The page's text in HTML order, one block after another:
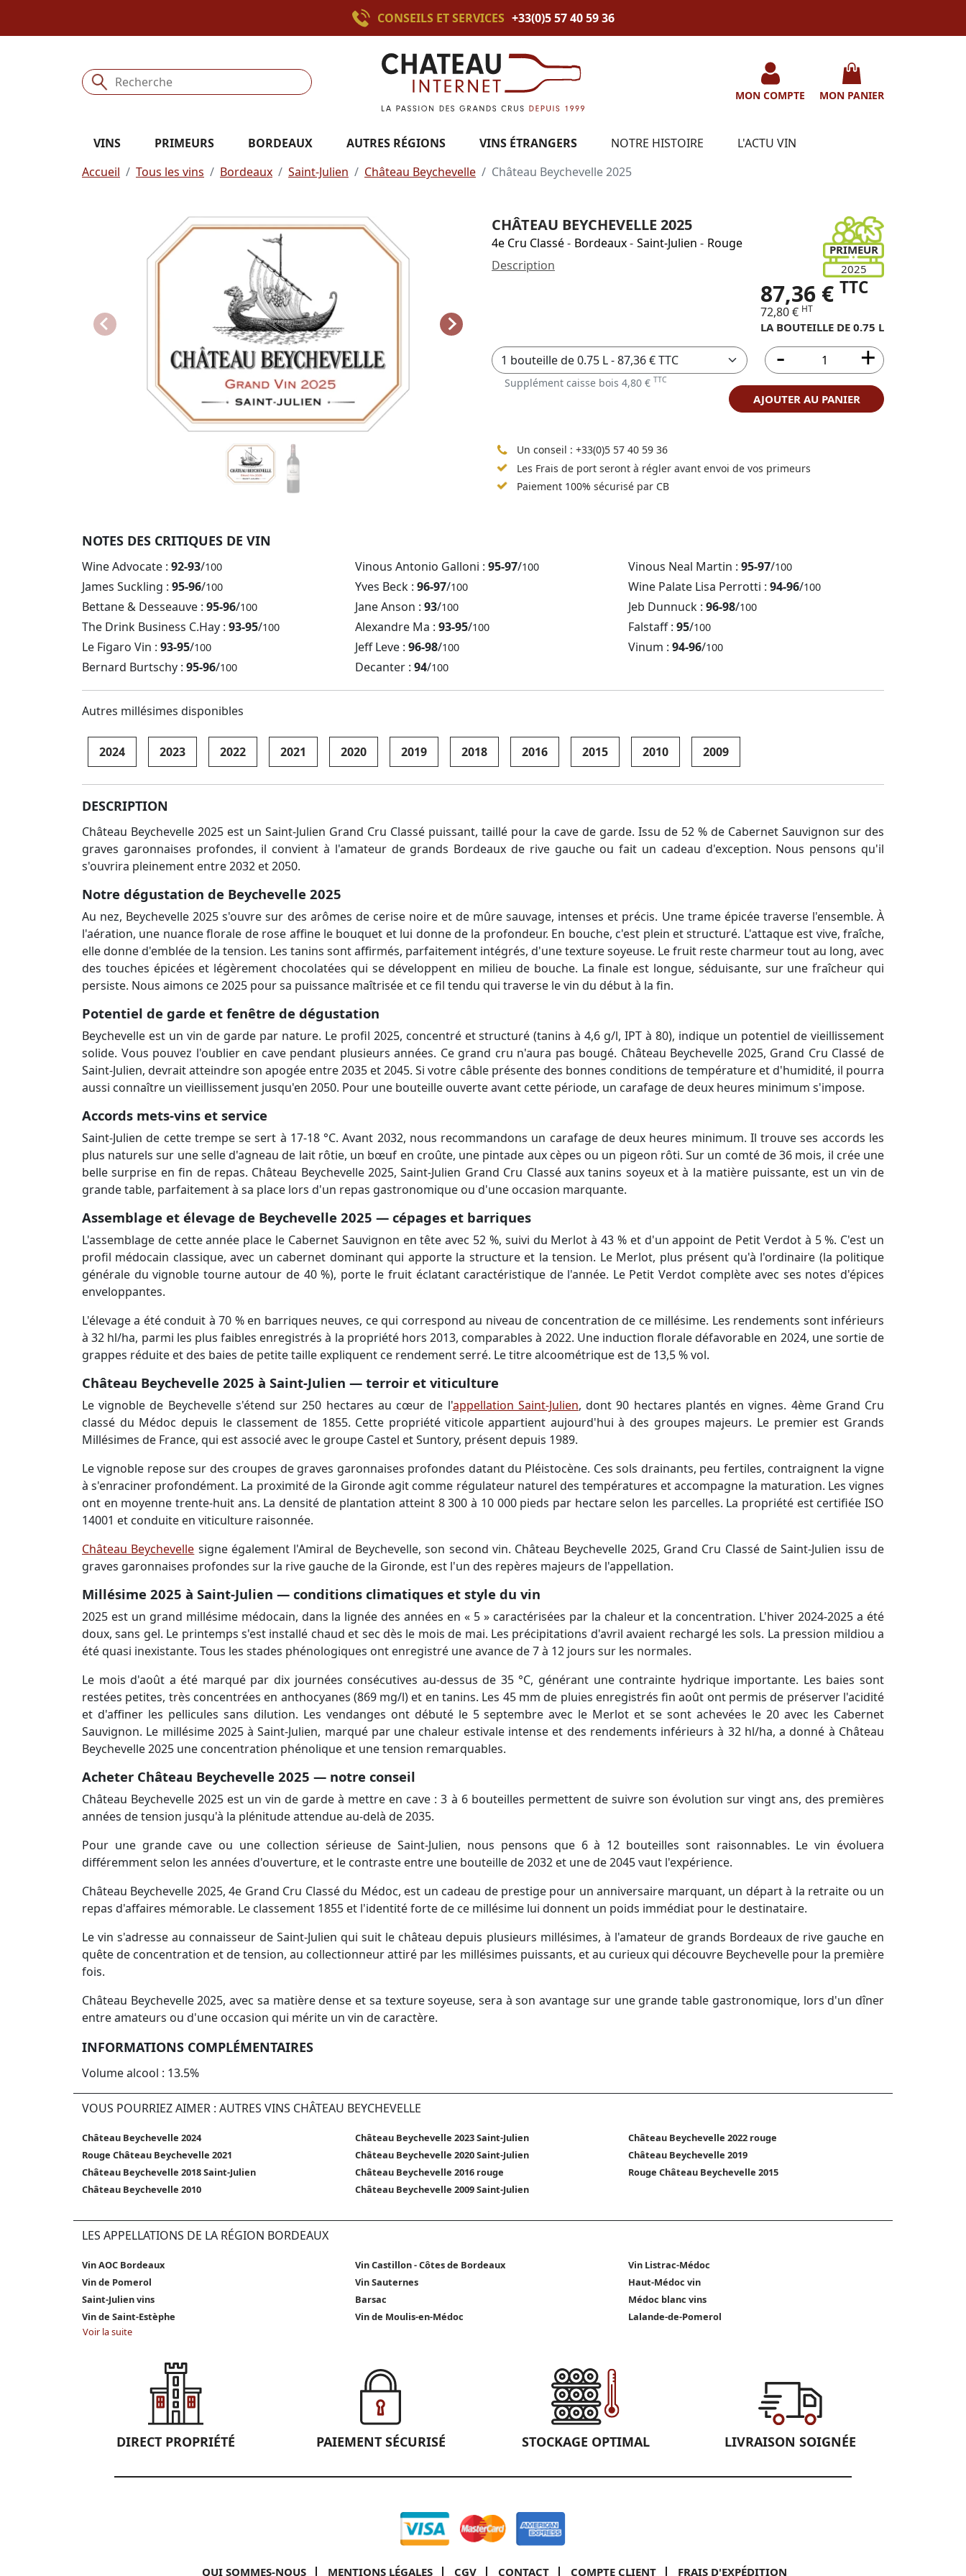
CONSEILS ET SERVICES +33(0)5 57 40 59 36
MON COMPTE MON PANIER
VINS PRIMEURS BORDEAUX AUTRES RÉGIONS VINS ÉTRANGERS NOTRE HISTOIRE
L'ACTU VIN
Accueil
Tous les vins Bordeaux Saint-Julien Château Beychevelle Château Beychevelle 2025
CHÂTEAU BEYCHEVELLE 2025
4e Cru Classé- Bordeaux- Saint-Julien - Rouge
PRIMEUR
2025
Description
87,36 € TTC
72,80 € HT
LA BOUTEILLE DE 0.75 L
Supplément caisse bois 4,80 € TTC
AJOUTER AU PANIER
Un conseil : +33(0)5 57 40 59 36
Les Frais de port seront à régler avant envoi de vos primeurs
Paiement 100% sécurisé par CB
NOTES DES CRITIQUES DE VIN
Wine Advocate : 92-93/100 Vinous Antonio Galloni : 95-97/100 Vinous Neal Martin : 95-97/100
James Suckling : 95-96/100 Yves Beck : 96-97/100 Wine Palate Lisa Perrotti : 94-96/100
Bettane & Desseauve : 95-96/100 Jane Anson : 93/100 Jeb Dunnuck : 96-98/100
The Drink Business C.Hay : 93-95/100 Alexandre Ma : 93-95/100 Falstaff : 95/100
Le Figaro Vin : 93-95/100 Jeff Leve : 96-98/100 Vinum : 94-96/100
Bernard Burtschy : 95-96/100 Decanter : 94/100
Autres millésimes disponibles
2024 2023 2022 2021 2020 2019 2018 2016 2015 2010 2009
DESCRIPTION
Château Beychevelle 2025 est un Saint-Julien Grand Cru Classé puissant, taillé pour la cave de garde. Issu de 52 % de Cabernet Sauvignon sur des
graves garonnaises profondes, il convient à l'amateur de grands Bordeaux de rive gauche ou fait un cadeau d'exception. Nous pensons qu'il
s'ouvrira pleinement entre 2032 et 2050.
Notre dégustation de Beychevelle 2025
Au nez, Beychevelle 2025 s'ouvre sur des arômes de cerise noire et de mûre sauvage, intenses et précis. Une trame épicée traverse l'ensemble. À
l'aération, une nuance florale de rose affine le bouquet et lui donne de la profondeur. En bouche, c'est plein et structuré. L'attaque est vive, fraîche,
elle donne d'emblée de la tension. Les tanins sont affirmés, parfaitement intégrés, d'une texture soyeuse. Le fruit reste charmeur tout au long, avec
des touches épicées et légèrement chocolatées qui se développent en milieu de bouche. La finale est longue, séduisante, sur une fraîcheur qui
persiste. Nous aimons ce 2025 pour sa puissance maîtrisée et ce fil tendu qui traverse le vin du début à la fin.
Potentiel de garde et fenêtre de dégustation
Beychevelle est un vin de garde par nature. Le profil 2025, concentré et structuré (tanins à 4,6 g/l, IPT à 80), indique un potentiel de vieillissement
solide. Vous pouvez l'oublier en cave pendant plusieurs années. Ce grand cru n'aura pas bougé. Château Beychevelle 2025, Grand Cru Classé de
Saint-Julien, devrait atteindre son apogée entre 2035 et 2045. Si votre câble présente des bonnes conditions de température et d'humidité, il pourra
aussi connaître un vieillissement jusqu'en 2050. Pour une bouteille ouverte avant cette période, un carafage de deux heures minimum s'impose.
Accords mets-vins et service
Saint-Julien de cette trempe se sert à 17-18 °C. Avant 2032, nous recommandons un carafage de deux heures minimum. Il trouve ses accords les
plus naturels sur une selle d'agneau de lait rôtie, un bœuf en croûte, une pintade aux cèpes ou un pigeon rôti. Sur un comté de 36 mois, il crée une
belle surprise en fin de repas. Château Beychevelle 2025, Saint-Julien Grand Cru Classé aux tanins soyeux et à la matière puissante, est un vin de
grande table, parfaitement à sa place lors d'un repas gastronomique ou d'une occasion marquante.
Assemblage et élevage de Beychevelle 2025 — cépages et barriques
L'assemblage de cette année place le Cabernet Sauvignon en tête avec 52 %, suivi du Merlot à 43 % et d'un appoint de Petit Verdot à 5 %. C'est un
profil médocain classique, avec un cabernet dominant qui apporte la structure et la tension. Le Merlot, plus présent qu'à l'ordinaire (la politique
générale du vignoble tourne autour de 40 %), porte le fruit éclatant caractéristique de l'année. Le Petit Verdot complète avec ses notes d'épices
enveloppantes.
L'élevage a été conduit à 70 % en barriques neuves, ce qui correspond au niveau de concentration de ce millésime. Les rendements sont inférieurs
à 32 hl/ha, parmi les plus faibles enregistrés à la propriété hors 2013, comparables à 2022. Une induction florale défavorable en 2024, une sortie de
grappes réduite et des baies de petite taille expliquent ce rendement serré. Le titre alcoométrique est de 13,5 % vol.
Château Beychevelle 2025 à Saint-Julien — terroir et viticulture
Le vignoble de Beychevelle s'étend sur 250 hectares au cœur de l'appellation Saint-Julien, dont 90 hectares plantés en vignes. 4ème Grand Cru
classé du Médoc depuis le classement de 1855. Cette propriété viticole appartient aujourd'hui à des groupes majeurs. Le premier est Grands
Millésimes de France, qui est associé avec le groupe Castel et Suntory, présent depuis 1989.
Le vignoble repose sur des croupes de graves garonnaises profondes datant du Pléistocène. Ces sols drainants, peu fertiles, contraignent la vigne
à s'enraciner profondément. La proximité de la Gironde agit comme régulateur naturel des températures et accompagne la maturation. Les vignes
ont en moyenne trente-huit ans. La densité de plantation atteint 8 300 à 10 000 pieds par hectare selon les parcelles. La propriété est certifiée ISO
14001 et conduite en viticulture raisonnée.
Château Beychevelle signe également l'Amiral de Beychevelle, son second vin. Château Beychevelle 2025, Grand Cru Classé de Saint-Julien issu de
graves garonnaises profondes sur la rive gauche de la Gironde, est l'un des repères majeurs de l'appellation.
Millésime 2025 à Saint-Julien — conditions climatiques et style du vin
2025 est un grand millésime médocain, dans la lignée des années en « 5 » caractérisées par la chaleur et la concentration. L'hiver 2024-2025 a été
doux, sans gel. Le printemps s'est installé chaud et sec dès le mois de mai. Les précipitations d'avril avaient rechargé les sols. La pression mildiou a
été quasi inexistante. Tous les stades phénologiques ont enregistré une avance de 7 à 12 jours sur les normales.
Le mois d'août a été marqué par dix journées consécutives au-dessus de 35 °C, générant une contrainte hydrique importante. Les baies sont
restées petites, très concentrées en anthocyanes (869 mg/l) et en tanins. Les 45 mm de pluies enregistrés fin août ont permis de préserver l'acidité
et d'affiner les pellicules sans dilution. Les vendanges ont débuté le 5 septembre avec le Merlot et se sont achevées le 20 avec les Cabernet
Sauvignon. Le millésime 2025 à Saint-Julien, marqué par une chaleur estivale intense et des rendements inférieurs à 32 hl/ha, a donné à Château
Beychevelle 2025 une concentration phénolique et une tension remarquables.
Acheter Château Beychevelle 2025 — notre conseil
Château Beychevelle 2025 est un vin de garde à mettre en cave : 3 à 6 bouteilles permettent de suivre son évolution sur vingt ans, des premières
années de tension jusqu'à la plénitude attendue au-delà de 2035.
Pour une grande cave ou une collection sérieuse de Saint-Julien, nous pensons que 6 à 12 bouteilles sont raisonnables. Le vin évoluera
différemment selon les années d'ouverture, et le contraste entre une bouteille de 2032 et une de 2045 vaut l'expérience.
Château Beychevelle 2025, 4e Grand Cru Classé du Médoc, est un cadeau de prestige pour un anniversaire marquant, un départ à la retraite ou un
repas d'affaires mémorable. Le classement 1855 et l'identité forte de ce millésime lui donnent un poids immédiat pour le destinataire.
Le vin s'adresse au connaisseur de Saint-Julien qui suit le château depuis plusieurs millésimes, à l'amateur de grands Bordeaux de rive gauche en
quête de concentration et de tension, au collectionneur attiré par les millésimes puissants, et au curieux qui découvre Beychevelle pour la première
fois.
Château Beychevelle 2025, avec sa matière dense et sa texture soyeuse, sera à son avantage sur une grande table gastronomique, lors d'un dîner
entre amateurs ou d'une occasion qui mérite un vin de caractère.
INFORMATIONS COMPLÉMENTAIRES
Volume alcool : 13.5%
VOUS POURRIEZ AIMER : AUTRES VINS CHÂTEAU BEYCHEVELLE
Château Beychevelle 2024 Château Beychevelle 2023 Saint-Julien
Château Beychevelle 2022 rouge
Rouge Château Beychevelle 2021
Château Beychevelle 2020 Saint-Julien
Château Beychevelle 2019
Château Beychevelle 2018 Saint-Julien
Château Beychevelle 2016 rouge
Rouge Château Beychevelle 2015
Château Beychevelle 2010
Château Beychevelle 2009 Saint-Julien
LES APPELLATIONS DE LA RÉGION BORDEAUX
Vin AOC Bordeaux Vin Castillon - Côtes de Bordeaux
Vin Listrac-Médoc
Vin de Pomerol
Vin Sauternes
Haut-Médoc vin
Saint-Julien vins
Barsac
Médoc blanc vins
Vin de Saint-Estèphe
Vin de Moulis-en-Médoc
Lalande-de-Pomerol
Voir la suite
DIRECT PROPRIÉTÉ PAIEMENT SÉCURISÉ STOCKAGE OPTIMAL LIVRAISON SOIGNÉE
QUI SOMMES-NOUS MENTIONS LÉGALES CGV CONTACT COMPTE CLIENT FRAIS D'EXPÉDITION